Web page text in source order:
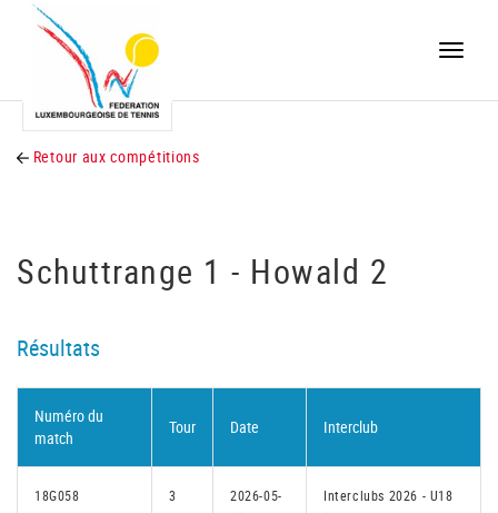
Toggle
Retour aux compétitions
Schuttrange 1 - Howald 2
Résultats
Numéro du
match
Tour Date Interclub
18G058 3
2026-05-
Interclubs 2026 - U18